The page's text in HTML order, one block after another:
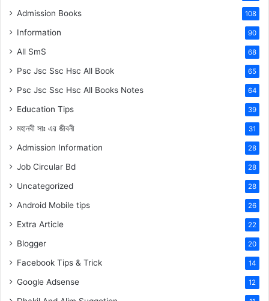
Admission Books 108
Information 90
All SmS 68
Psc Jsc Ssc Hsc All Book 65
Psc Jsc Ssc Hsc All Books Notes 64
Education Tips 39
মহানবী সাঃ এর জীবনী 31
Admission Information 28
Job Circular Bd 28
Uncategorized 28
Android Mobile tips 26
Extra Article 22
Blogger 20
Facebook Tips & Trick 14
Google Adsense 12